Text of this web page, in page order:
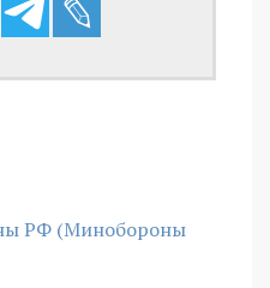
РФ (Минобороны